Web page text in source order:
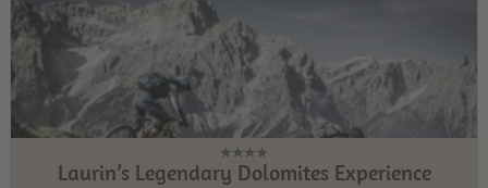
Laurin’s Legendary Dolomites Experience